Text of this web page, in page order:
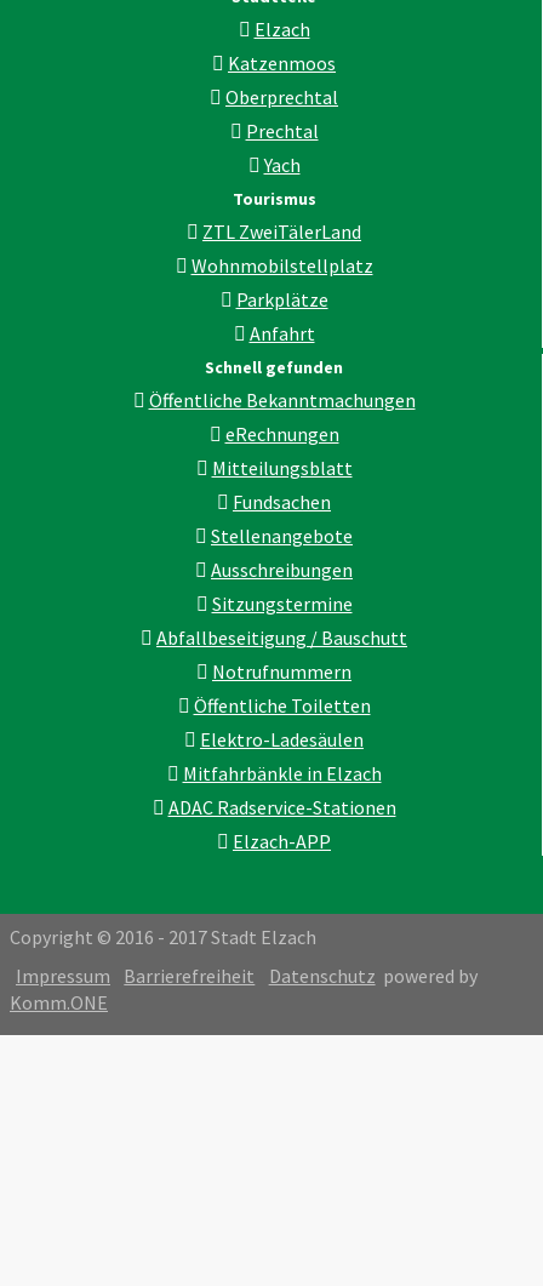
Elzach
Katzenmoos
Oberprechtal
Prechtal
Yach
Tourismus
ZTL ZweiTälerLand
Wohnmobilstellplatz
Parkplätze
Anfahrt
Schnell gefunden
Öffentliche Bekanntmachungen
eRechnungen
Mitteilungsblatt
Fundsachen
Stellenangebote
Ausschreibungen
Sitzungstermine
Abfallbeseitigung / Bauschutt
Notrufnummern
Öffentliche Toiletten
Elektro-Ladesäulen
Mitfahrbänkle in Elzach
ADAC Radservice-Stationen
Elzach-APP
Copyright © 2016 - 2017 Stadt Elzach
Impressum
Barrierefreiheit Datenschutz powered by
Komm.ONE